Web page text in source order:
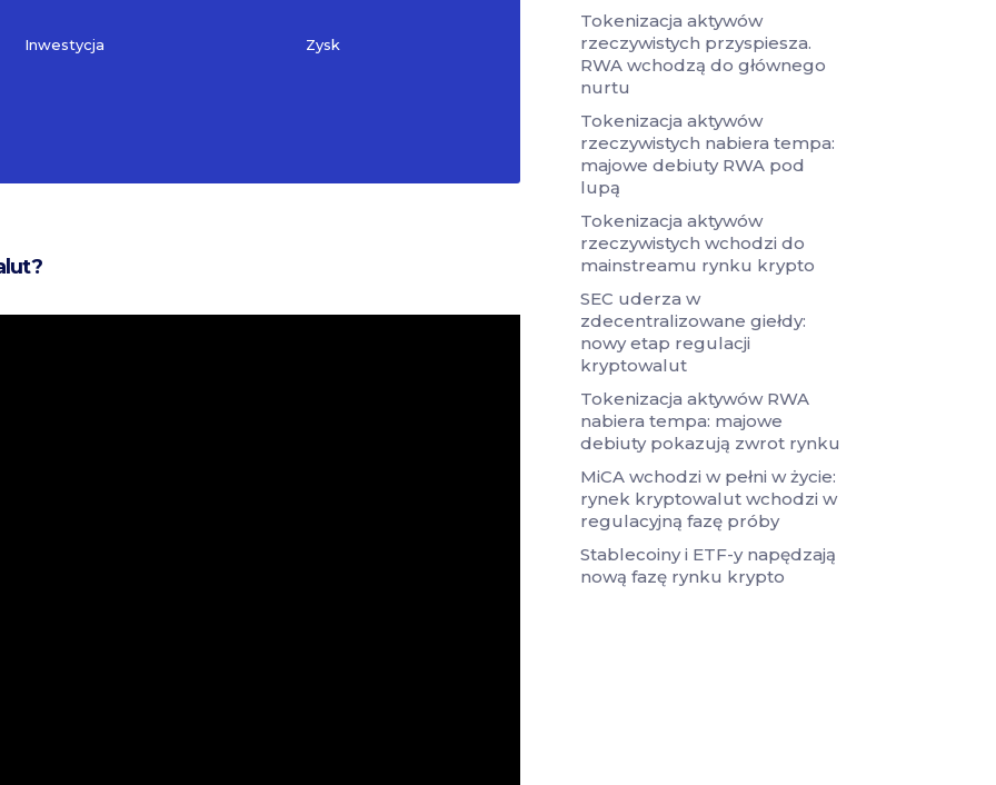
Inwestycja Zysk
Tokenizacja aktywów
rzeczywistych przyspiesza.
RWA wchodzą do głównego
nurtu
Tokenizacja aktywów
rzeczywistych nabiera tempa:
majowe debiuty RWA pod
lupą
Tokenizacja aktywów
rzeczywistych wchodzi do
mainstreamu rynku krypto
SEC uderza w
zdecentralizowane giełdy:
nowy etap regulacji
kryptowalut
Tokenizacja aktywów RWA
nabiera tempa: majowe
debiuty pokazują zwrot rynku
MiCA wchodzi w pełni w życie:
rynek kryptowalut wchodzi w
regulacyjną fazę próby
Stablecoiny i ETF-y napędzają
nową fazę rynku krypto